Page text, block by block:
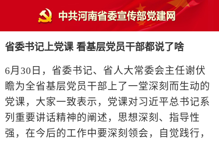
省委书记上党课 看基层党员干部都说了啥
6月30日，省委书记、省人大常委会主任谢伏
瞻为全省基层党员干部上了一堂深刻而生动的
党课，大家一致表示，党课对习近平总书记系
列重要讲话精神的阐述，思想深刻、指导性
强，在今后的工作中要深刻领会，自觉践行，